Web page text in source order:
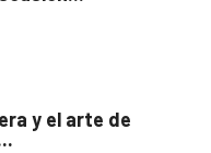
y el arte de